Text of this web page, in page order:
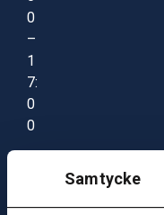
Samtycke
0
–
1
7:
0
0
ut